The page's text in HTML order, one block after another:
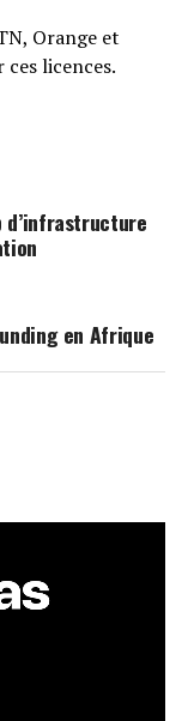
Orange et
licences.
d’infrastructure
en Afrique